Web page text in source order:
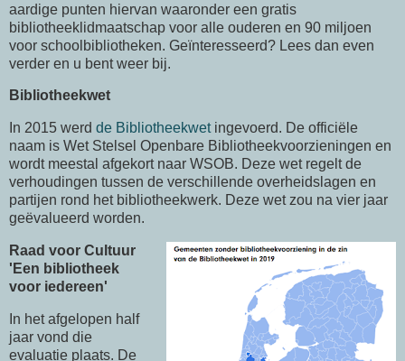
aardige punten hiervan waaronder een gratis
bibliotheeklidmaatschap voor alle ouderen en 90 miljoen
voor schoolbibliotheken. Geïnteresseerd? Lees dan even
verder en u bent weer bij.
Bibliotheekwet
In 2015 werd de Bibliotheekwetingevoerd. De officiële
naam is Wet Stelsel Openbare Bibliotheekvoorzieningen en
wordt meestal afgekort naar WSOB. Deze wet regelt de
verhoudingen tussen de verschillende overheidslagen en
partijen rond het bibliotheekwerk. Deze wet zou na vier jaar
geëvalueerd worden.
Raad voor Cultuur
'Een bibliotheek
voor iedereen'
In het afgelopen half
jaar vond die
evaluatie plaats. De